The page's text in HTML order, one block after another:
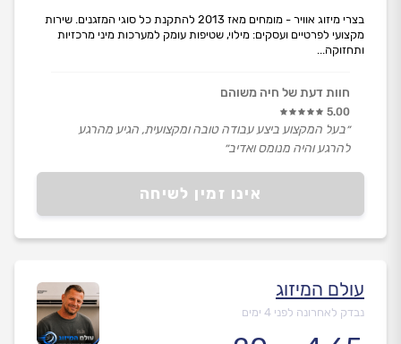
אינו זמין לשיחה
בצרי מיזוג אוויר - מומחים מאז 2013 להתקנת כל סוגי המזגנים. שירות
מקצועי לפרטיים ועסקים: מילוי, שטיפות עומק למערכות מיני מרכזיות
ותחזוקה...
חוות דעת של חיה משוהם
5.00
״בעל המקצוע ביצע עבודה טובה ומקצועית, הגיע מהרגע
להרגע והיה מנומס ואדיב״
עולם המיזוג
נבדק לאחרונה לפני 4 ימים